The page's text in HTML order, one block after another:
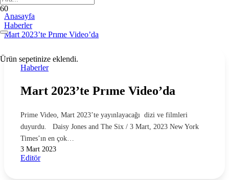
Ürün sepetinize eklendi.
Anasayfa
Haberler
Mart 2023’te Prıme Video’da
Haberler
Mart 2023’te Prıme Video’da
Prime Video, Mart 2023’te yayınlayacağı dizi ve filmleri
duyurdu. Daisy Jones and The Six / 3 Mart, 2023 New York
Times’ın en çok…
3 Mart 2023
Editör